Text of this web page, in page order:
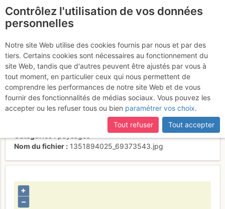
certaines pages ne sont plus accessibles, manquantes ou
incomplètes, déconnectez-vous puis reconnectez-vous à votre
compte sur le site.
Petit sommet Côte
2264m et Pepino.
Activités
Contributeur
individuel (CC by-nc-nd)
Nom du fichier
1351894025_69373543.jpg
+
–
Contrôlez l'utilisation de vos données
personnelles
Notre site Web utilise des cookies fournis par nous et par des
tiers. Certains cookies sont nécessaires au fonctionnement du
site Web, tandis que d'autres peuvent être ajustés par vous à
tout moment, en particulier ceux qui nous permettent de
comprendre les performances de notre site Web et de vous
fournir des fonctionnalités de médias sociaux. Vous pouvez les
accepter ou les refuser tous ou bien paramétrer vos choix.
Tout refuser
Tout accepter